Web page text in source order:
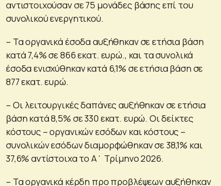
αντιστοιχούσαν σε 75 μονάδες βάσης επί του
συνολικού ενεργητικού.
– Τα οργανικά έσοδα αυξήθηκαν σε ετήσια βάση
κατά 7,4% σε 866 εκατ. ευρώ., και τα συνολικά
έσοδα ενισχύθηκαν κατά 6,1% σε ετήσια βάση σε
877 εκατ. ευρώ.
– Οι λειτουργικές δαπάνες αυξήθηκαν σε ετήσια
βάση κατά 8,5% σε 330 εκατ. ευρώ. Οι δείκτες
κόστους – οργανικών εσόδων και κόστους –
συνολικών εσόδων διαμορφώθηκαν σε 38,1% και
37,6% αντίστοιχα το Α΄ Τρίμηνο 2026.
– Τα οργανικά κέρδη προ προβλέψεων αυξήθηκαν